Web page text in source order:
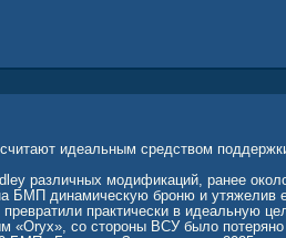
идеальным средством
различных модификаций, ранее
БМП динамическую броню и утяжелив
практически в идеальную
«Oryx», со стороны ВСУ было потеряно